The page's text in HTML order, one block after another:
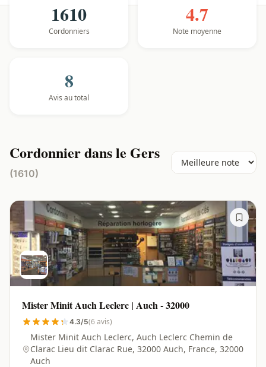
1610
Cordonniers
4.7
Note moyenne
8
Avis au total
Cordonnier dans le Gers
(1610)
Mister Minit Auch Leclerc | Auch - 32000
4.3/5(6 avis)
Mister Minit Auch Leclerc, Auch Leclerc Chemin de
Clarac Lieu dit Clarac Rue, 32000 Auch, France, 32000
Auch